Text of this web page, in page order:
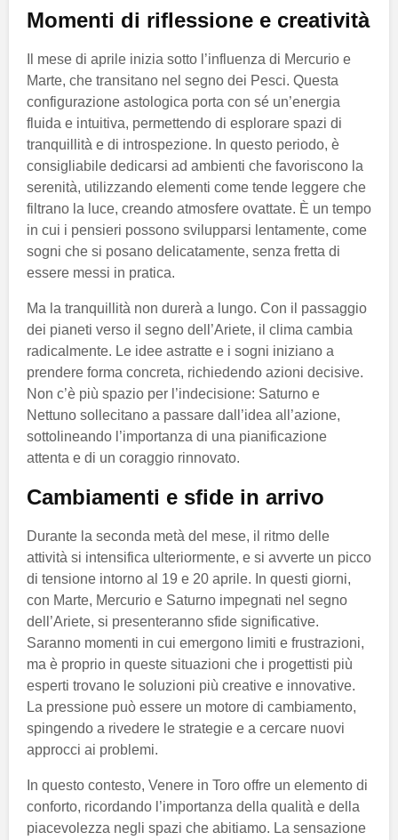
Momenti di riflessione e creatività
Il mese di aprile inizia sotto l’influenza di Mercurio e
Marte, che transitano nel segno dei Pesci. Questa
configurazione astologica porta con sé un’energia
fluida e intuitiva, permettendo di esplorare spazi di
tranquillità e di introspezione. In questo periodo, è
consigliabile dedicarsi ad ambienti che favoriscono la
serenità, utilizzando elementi come tende leggere che
filtrano la luce, creando atmosfere ovattate. È un tempo
in cui i pensieri possono svilupparsi lentamente, come
sogni che si posano delicatamente, senza fretta di
essere messi in pratica.
Ma la tranquillità non durerà a lungo. Con il passaggio
dei pianeti verso il segno dell’Ariete, il clima cambia
radicalmente. Le idee astratte e i sogni iniziano a
prendere forma concreta, richiedendo azioni decisive.
Non c’è più spazio per l’indecisione: Saturno e
Nettuno sollecitano a passare dall’idea all’azione,
sottolineando l’importanza di una pianificazione
attenta e di un coraggio rinnovato.
Cambiamenti e sfide in arrivo
Durante la seconda metà del mese, il ritmo delle
attività si intensifica ulteriormente, e si avverte un picco
di tensione intorno al 19 e 20 aprile. In questi giorni,
con Marte, Mercurio e Saturno impegnati nel segno
dell’Ariete, si presenteranno sfide significative.
Saranno momenti in cui emergono limiti e frustrazioni,
ma è proprio in queste situazioni che i progettisti più
esperti trovano le soluzioni più creative e innovative.
La pressione può essere un motore di cambiamento,
spingendo a rivedere le strategie e a cercare nuovi
approcci ai problemi.
In questo contesto, Venere in Toro offre un elemento di
conforto, ricordando l’importanza della qualità e della
piacevolezza negli spazi che abitiamo. La sensazione